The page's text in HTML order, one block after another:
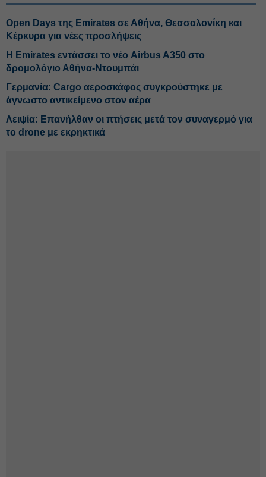
Open Days της Emirates σε Αθήνα, Θεσσαλονίκη και
Κέρκυρα για νέες προσλήψεις
Η Emirates εντάσσει το νέο Airbus A350 στο
δρομολόγιο Αθήνα-Ντουμπάι
Γερμανία: Cargo αεροσκάφος συγκρούστηκε με
άγνωστο αντικείμενο στον αέρα
Λειψία: Επανήλθαν οι πτήσεις μετά τον συναγερμό για
το drone με εκρηκτικά